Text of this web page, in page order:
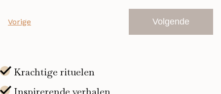
Vorige
Volgende